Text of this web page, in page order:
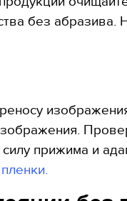
без
прижима и
пленки.